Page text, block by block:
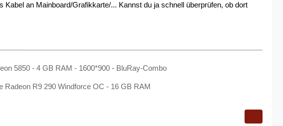
an Mainboard/Grafikkarte/... Kannst du ja schnell überprüfen, ob dort
5850 - 4 GB RAM - 1600*900 - BluRay-Combo
Radeon R9 290 Windforce OC - 16 GB RAM